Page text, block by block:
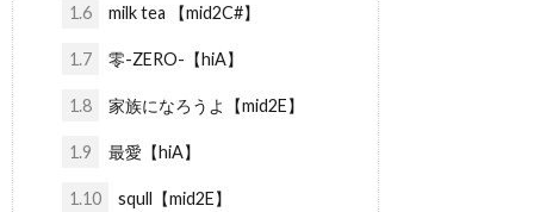
1.6 milk tea 【mid2C#】
1.7 零-ZERO-【hiA】
1.8 家族になろうよ【mid2E】
1.9 最愛【hiA】
1.10 squll【mid2E】